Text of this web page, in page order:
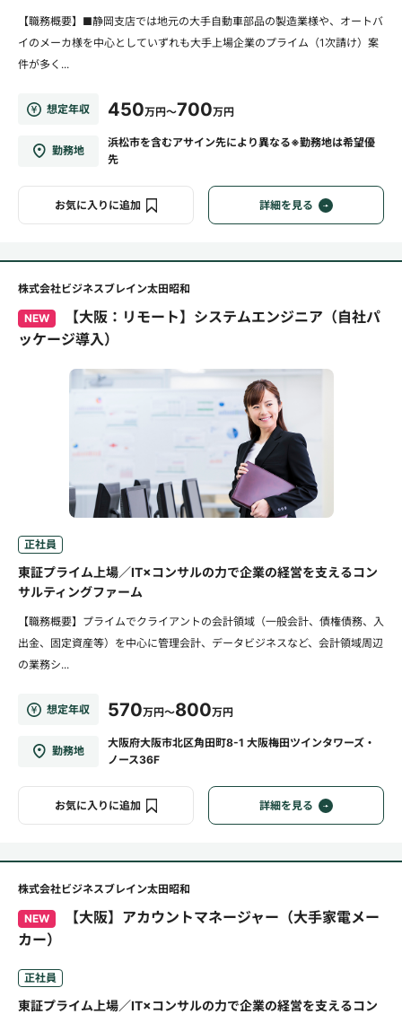
【職務概要】■静岡支店では地元の大手自動車部品の製造業様や、オートバ
イのメーカ様を中心としていずれも大手上場企業のプライム（1次請け）案
件が多く...
想定年収 450万円～700万円
勤務地
浜松市を含むアサイン先により異なる※勤務地は希望優
先
お気に入りに追加 詳細を見る
株式会社ビジネスブレイン太田昭和
NEW
【大阪：リモート】システムエンジニア（自社パ
ッケージ導入）
正社員
東証プライム上場／IT×コンサルの力で企業の経営を支えるコン
サルティングファーム
【職務概要】プライムでクライアントの会計領域（一般会計、債権債務、入
出金、固定資産等）を中心に管理会計、データビジネスなど、会計領域周辺
の業務シ...
想定年収 570万円～800万円
勤務地
大阪府大阪市北区角田町8-1 大阪梅田ツインタワーズ・
ノース36F
お気に入りに追加 詳細を見る
株式会社ビジネスブレイン太田昭和
NEW
【大阪】アカウントマネージャー（大手家電メー
カー）
正社員
東証プライム上場／IT×コンサルの力で企業の経営を支えるコン